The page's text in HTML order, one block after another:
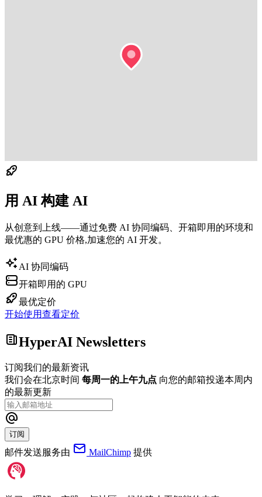
用 AI 构建 AI
从创意到上线——通过免费 AI 协同编码、开箱即用的环境和
最优惠的 GPU 价格,加速您的 AI 开发。
AI 协同编码
开箱即用的 GPU
最优定价
开始使用查看定价
HyperAI Newsletters
订阅我们的最新资讯
我们会在北京时间 每周一的上午九点 向您的邮箱投递本周内
的最新更新
订阅
邮件发送服务由 MailChimp 提供